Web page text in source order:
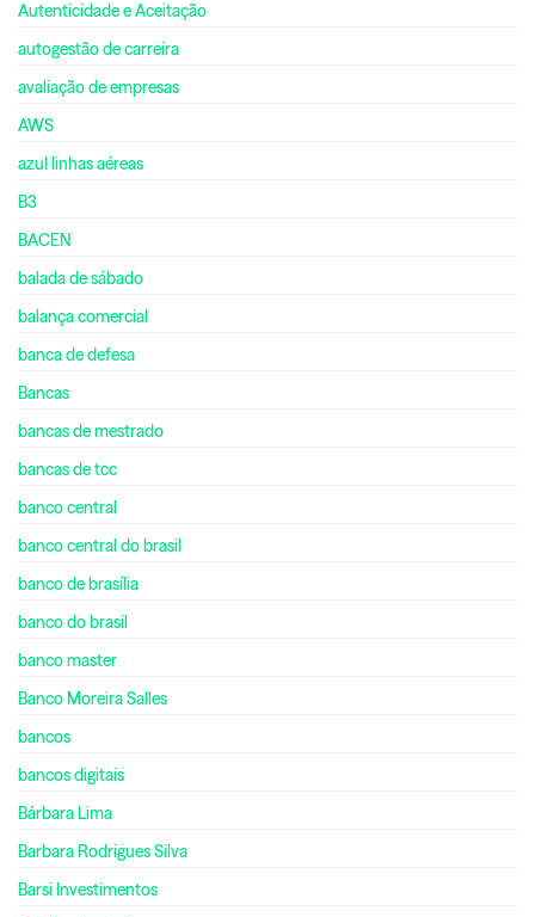
Autenticidade e Aceitação
autogestão de carreira
avaliação de empresas
AWS
azul linhas aéreas
B3
BACEN
balada de sábado
balança comercial
banca de defesa
Bancas
bancas de mestrado
bancas de tcc
banco central
banco central do brasil
banco de brasília
banco do brasil
banco master
Banco Moreira Salles
bancos
bancos digitais
Bárbara Lima
Barbara Rodrigues Silva
Barsi Investimentos